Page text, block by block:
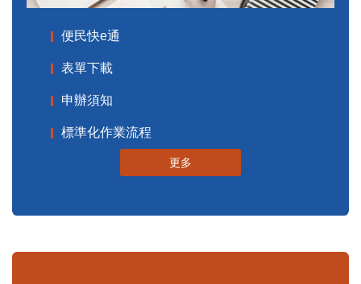
便民快e通
表單下載
申辦須知
標準化作業流程
更多